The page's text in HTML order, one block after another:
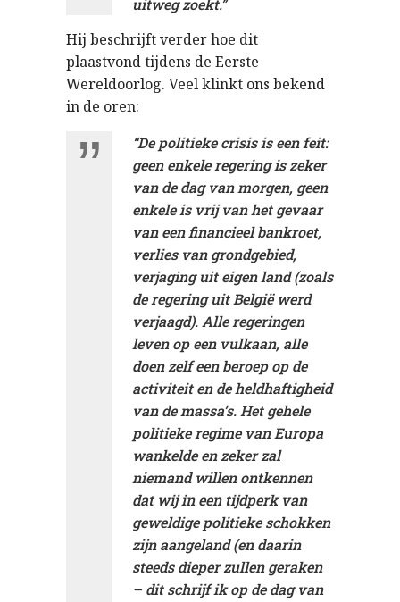
Hij beschrijft verder hoe dit
plaastvond tijdens de Eerste
Wereldoorlog. Veel klinkt ons bekend
in de oren:
“De politieke crisis is een feit:
geen enkele regering is zeker
van de dag van morgen, geen
enkele is vrij van het gevaar
van een financieel bankroet,
verlies van grondgebied,
verjaging uit eigen land (zoals
de regering uit België werd
verjaagd). Alle regeringen
leven op een vulkaan, alle
doen zelf een beroep op de
activiteit en de heldhaftigheid
van de massa’s. Het gehele
politieke regime van Europa
wankelde en zeker zal
niemand willen ontkennen
dat wij in een tijdperk van
geweldige politieke schokken
zijn aangeland (en daarin
steeds dieper zullen geraken
– dit schrijf ik op de dag van